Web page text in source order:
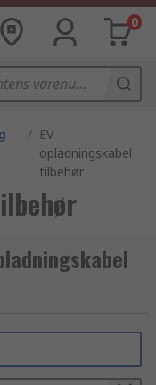
0
/ EV
opladningskabel
tilbehør